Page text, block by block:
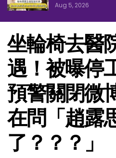
Aug 5, 2026
坐輪椅去醫
遇！被曝停
預警關閉微
在問「趙露
了？？？」